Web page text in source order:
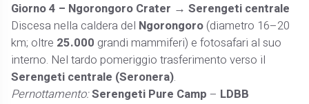
Giorno 4 – Ngorongoro Crater → Serengeti centrale
Discesa nella caldera del Ngorongoro (diametro 16–20
km; oltre 25.000 grandi mammiferi) e fotosafari al suo
interno. Nel tardo pomeriggio trasferimento verso il
Serengeti centrale (Seronera).
Pernottamento:Serengeti Pure Camp – LDBB